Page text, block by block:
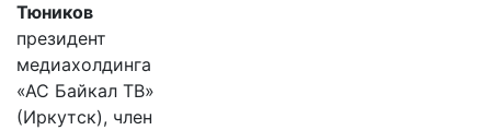
Тюников
президент
медиахолдинга
«АС Байкал ТВ»
(Иркутск), член